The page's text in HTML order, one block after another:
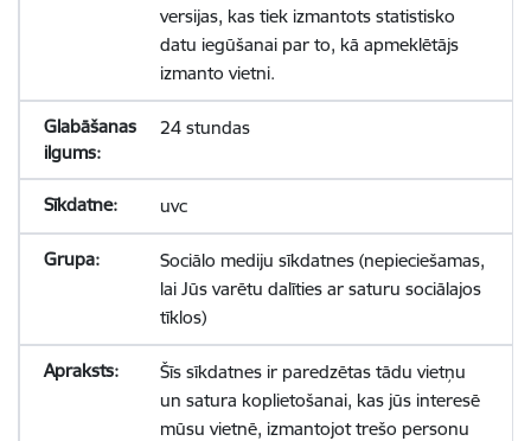
versijas, kas tiek izmantots statistisko
datu iegūšanai par to, kā apmeklētājs
izmanto vietni.
24 stundas
uvc
Sociālo mediju sīkdatnes (nepieciešamas,
lai Jūs varētu dalīties ar saturu sociālajos
tīklos)
Šīs sīkdatnes ir paredzētas tādu vietņu
un satura koplietošanai, kas jūs interesē
mūsu vietnē, izmantojot trešo personu